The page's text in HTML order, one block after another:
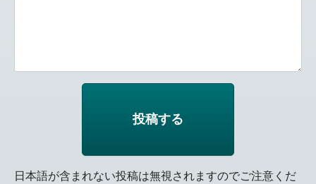
日本語が含まれない投稿は無視されますのでご注意くだ